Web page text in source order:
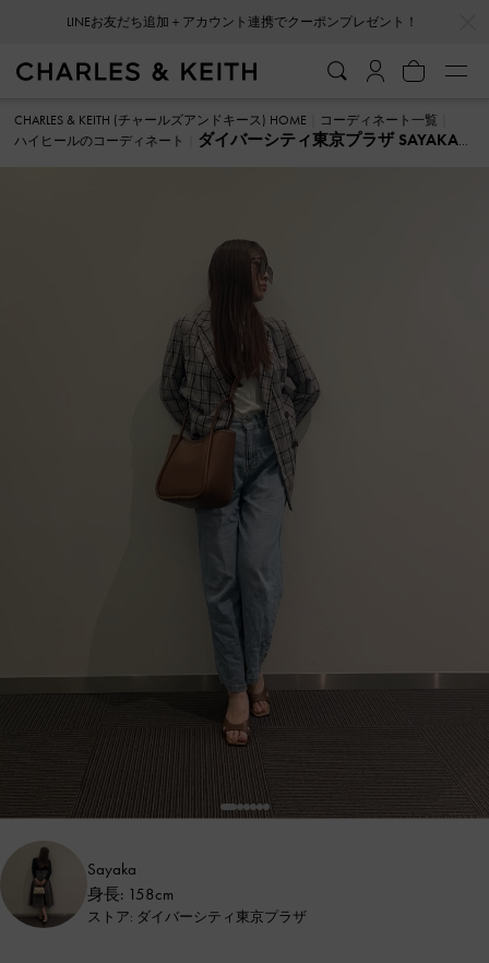
LINEお友だち追加＋アカウント連携でクーポンプレゼント！
CHARLES & KEITH (チャールズアンドキース) HOME
コーディネート一覧
ハイヒールのコーディネート
ダイバーシティ東京プラザ SAYAKA
Sayaka
身長: 158cm
ストア: ダイバーシティ東京プラザ